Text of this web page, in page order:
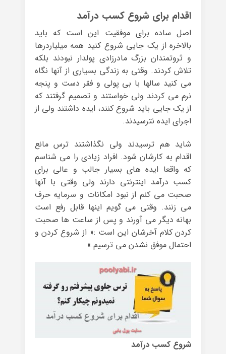
اقدام برای شروع کسب درآمد
اصل ساده برای موفقیت این است که باید
بالاخره از یک جایی شروع کنید همه میلیاردرها
و ثروتمندان بزرگ مادرزادی پولدار نبودند بلکه
تلاش کردند. وقتی به زندگی بسیاری از آنها نگاه
می کنید سالها با بی پولی و فقر دست و پنجه
نرم می کردند ولی خواستند و تصمیم گرفتند که
از یک جایی باید شروع کنند، ایده داشتند ولی از
اجرای ایده نترسیدند.
شاید هم ترسیدند ولی نگذاشتند ترس مانع
اقدام به کارشان شود. افراد زیادی را می شناسم
که واقعا ایده های بسیار جالب و عالی برای
کسب درآمد اینترنتی دارند ولی وقتی با آنها
صحبت می کنم از نبود امکانات و سرمایه حرف
می زنند. وقتی می گویم اینها قابل رفع است
بهانه دیگر می آورند و پس از ساعت ها صحبت
کردن کلام آخرشان این است :« از شروع کردن و
احتمال موفق نشدن می ترسیم.»
شروع کسب درآمد